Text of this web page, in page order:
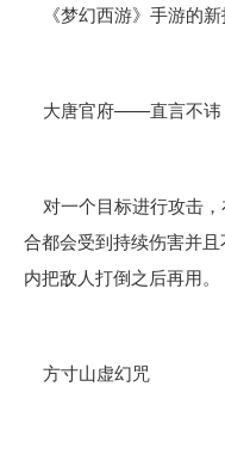
《梦幻西游》手游的新
大唐官府——直言不讳
对一个目标进行攻击
合都会受到持续伤害并
内把敌人打倒之后再用。
方寸山虚幻咒